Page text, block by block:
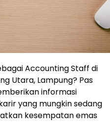
Accounting Staff di
Utara, Lampung? Pas
informasi
yang mungkin sedang
kesempatan emas